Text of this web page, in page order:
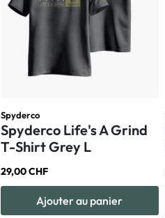
Spyderco
Spyderco Life's A Grind
T-Shirt Grey L
29,00 CHF
Ajouter au panier